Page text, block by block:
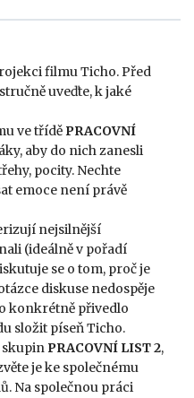
filmu Ticho. Před
uveďte, k jaké
ve třídě PRACOVNÍ
aby do nich zanesli
pocity. Nechte
emoce není právě
nejsilnější
(ideálně v pořadí
se o tom, proč je
diskuse nedospěje
konkrétně přivedlo
složit píseň Ticho.
skupin PRACOVNÍ LIST 2,
je ke společnému
Na společnou práci